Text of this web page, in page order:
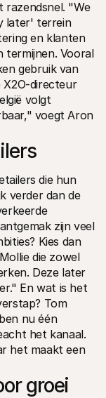
razendsnel. "We
later' terrein
en klanten
termijnen. Vooral
gebruik van
X2O-directeur
volgt
voegt Aron
die hun
verder dan de
zijn veel
Kies dan
die zowel
Deze later
En wat is het
Tom
nu één
het kanaal.
het maakt een
groei